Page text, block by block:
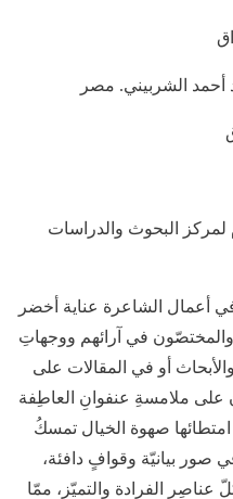
أحمد الشربيني. مصر
البحوث والدراسات
أعمال الشاعرة عناية أخضر
والمختصّون في آرائهم ووجهاتِ
أو في المقالات على
ملامسةِ عنفوانِ العاطِفة
صهوة الخيال تمسكُ
صور بيانيّة وقوافٍ دافئة،
عناصِر الفرادة والتميّز، ممّا